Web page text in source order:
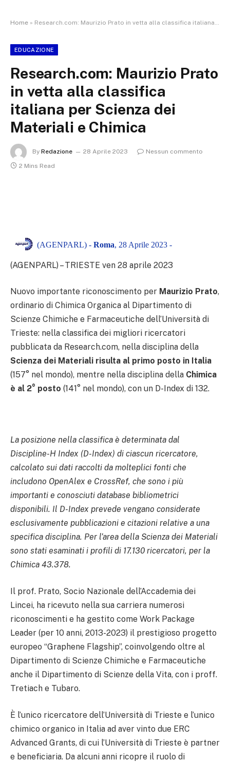
Home » Research.com: Maurizio Prato in vetta alla classifica italiana per Scienza dei Materiali e Chimica
EDUCAZIONE
Research.com: Maurizio Prato
in vetta alla classifica
italiana per Scienza dei
Materiali e Chimica
By Redazione 28 Aprile 2023
Nessun commento
2 Mins Read
(AGENPARL) - Roma, 28 Aprile 2023 -
(AGENPARL) – TRIESTE ven 28 aprile 2023
Nuovo importante riconoscimento per Maurizio Prato,
ordinario di Chimica Organica al Dipartimento di
Scienze Chimiche e Farmaceutiche dell’Università di
Trieste: nella classifica dei migliori ricercatori
pubblicata da Research.com, nella disciplina della
Scienza dei Materiali risulta al primo posto in Italia
(157° nel mondo), mentre nella disciplina della Chimica
è al 2° posto (141° nel mondo), con un D-Index di 132.
La posizione nella classifica è determinata dal
Discipline-H Index (D-Index) di ciascun ricercatore,
calcolato sui dati raccolti da molteplici fonti che
includono OpenAlex e CrossRef, che sono i più
importanti e conosciuti database bibliometrici
disponibili. Il D-Index prevede vengano considerate
esclusivamente pubblicazioni e citazioni relative a una
specifica disciplina. Per l’area della Scienza dei Materiali
sono stati esaminati i profili di 17.130 ricercatori, per la
Chimica 43.378.
Il prof. Prato, Socio Nazionale dell’Accademia dei
Lincei, ha ricevuto nella sua carriera numerosi
riconoscimenti e ha gestito come Work Package
Leader (per 10 anni, 2013-2023) il prestigioso progetto
europeo “Graphene Flagship”, coinvolgendo oltre al
Dipartimento di Scienze Chimiche e Farmaceutiche
anche il Dipartimento di Scienze della Vita, con i proff.
Tretiach e Tubaro.
È l’unico ricercatore dell’Università di Trieste e l’unico
chimico organico in Italia ad aver vinto due ERC
Advanced Grants, di cui l’Università di Trieste è partner
e beneficiaria. Da alcuni anni ricopre il ruolo di